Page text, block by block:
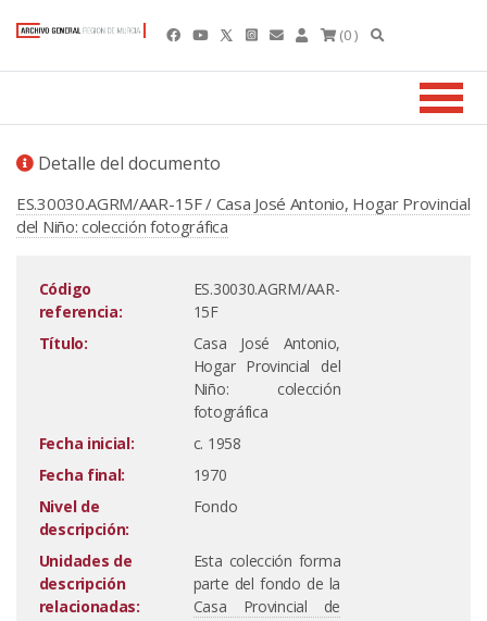
(0 )
Detalle del documento
ES.30030.AGRM/AAR-15F / Casa José Antonio, Hogar Provincial
del Niño: colección fotográfica
Código
referencia:
ES.30030.AGRM/AAR-
15F
Título:
Casa José Antonio,
Hogar Provincial del
Niño: colección
fotográfica
Fecha inicial:
c. 1958
Fecha final:
1970
Nivel de
descripción:
Fondo
Unidades de
descripción
relacionadas:
Esta colección forma
parte del fondo de la
Casa Provincial de